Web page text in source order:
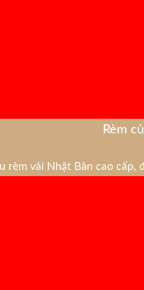
Rèm
rèm vải Nhật Bản cao cấp,